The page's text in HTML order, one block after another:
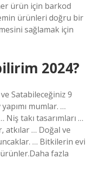
ürün için barkod
ürünleri doğru bir
sağlamak için
2024?
Satabileceğiniz 9
mumlar. …
Niş takı tasarımları …
atkılar … Doğal ve
… Bitkilerin evi
fazla